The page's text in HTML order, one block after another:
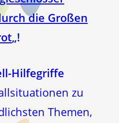
die Großen
„!
Hilfegriffe
zu
Themen,